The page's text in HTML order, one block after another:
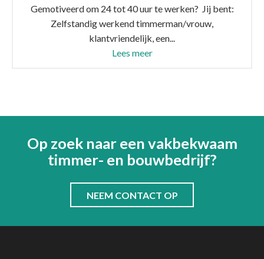
Gemotiveerd om 24 tot 40 uur te werken? Jij bent:
Zelfstandig werkend timmerman/vrouw,
klantvriendelijk, een...
Lees meer
Op zoek naar een vakbekwaam
timmer- en bouwbedrijf?
NEEM CONTACT OP